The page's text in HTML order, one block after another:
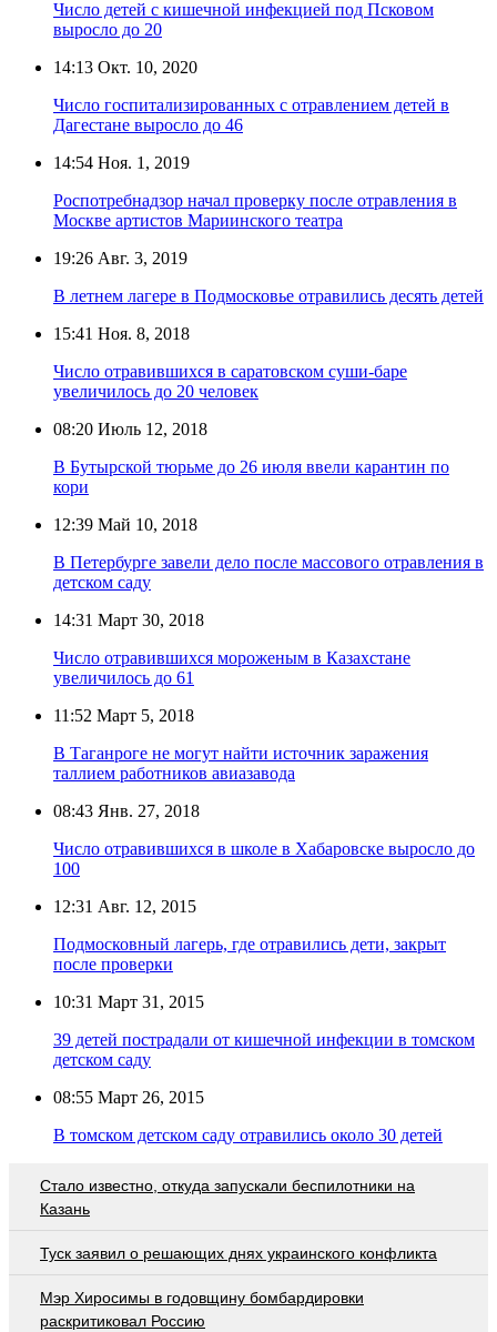
Число детей с кишечной инфекцией под Псковом
выросло до 20
14:13 Окт. 10, 2020
Число госпитализированных с отравлением детей в
Дагестане выросло до 46
14:54 Ноя. 1, 2019
Роспотребнадзор начал проверку после отравления в
Москве артистов Мариинского театра
19:26 Авг. 3, 2019
В летнем лагере в Подмосковье отравились десять детей
15:41 Ноя. 8, 2018
Число отравившихся в саратовском суши-баре
увеличилось до 20 человек
08:20 Июль 12, 2018
В Бутырской тюрьме до 26 июля ввели карантин по
кори
12:39 Май 10, 2018
В Петербурге завели дело после массового отравления в
детском саду
14:31 Март 30, 2018
Число отравившихся мороженым в Казахстане
увеличилось до 61
11:52 Март 5, 2018
В Таганроге не могут найти источник заражения
таллием работников авиазавода
08:43 Янв. 27, 2018
Число отравившихся в школе в Хабаровске выросло до
100
12:31 Авг. 12, 2015
Подмосковный лагерь, где отравились дети, закрыт
после проверки
10:31 Март 31, 2015
39 детей пострадали от кишечной инфекции в томском
детском саду
08:55 Март 26, 2015
В томском детском саду отравились около 30 детей
Стало известно, откуда запускали беспилотники на
Казань
Туск заявил о решающих днях украинского конфликта
Мэр Хиросимы в годовщину бомбардировки
раскритиковал Россию